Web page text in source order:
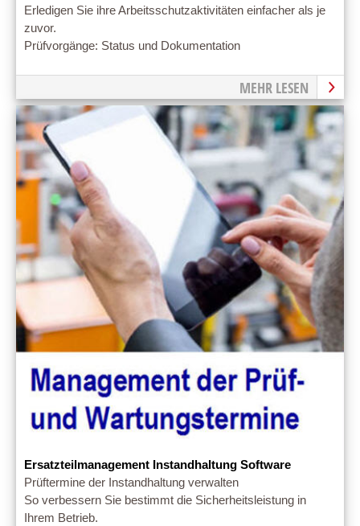
Erledigen Sie ihre Arbeitsschutzaktivitäten einfacher als je
zuvor.
Prüfvorgänge: Status und Dokumentation
MEHR LESEN
Ersatzteilmanagement Instandhaltung Software
Prüftermine der Instandhaltung verwalten
So verbessern Sie bestimmt die Sicherheitsleistung in
Ihrem Betrieb.